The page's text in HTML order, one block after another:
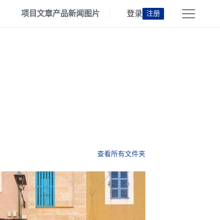
项目文章产品新闻 图片 登录 注册
查看所有文件夹